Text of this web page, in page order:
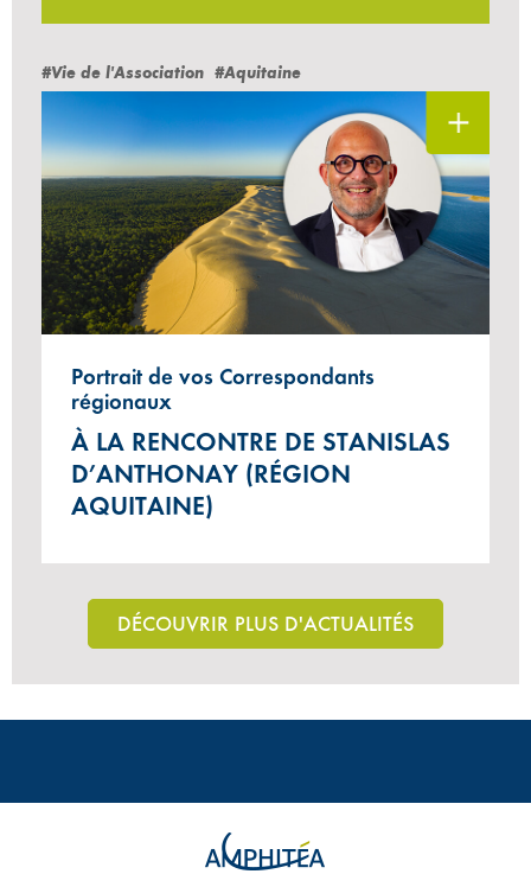
#Vie de l'Association #Aquitaine
Portrait de vos Correspondants
régionaux
À LA RENCONTRE DE STANISLAS
D’ANTHONAY (RÉGION
AQUITAINE)
DÉCOUVRIR PLUS D'ACTUALITÉS